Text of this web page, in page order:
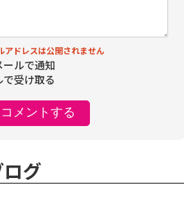
アドレスは公開されません
ルで通知
受け取る
グ